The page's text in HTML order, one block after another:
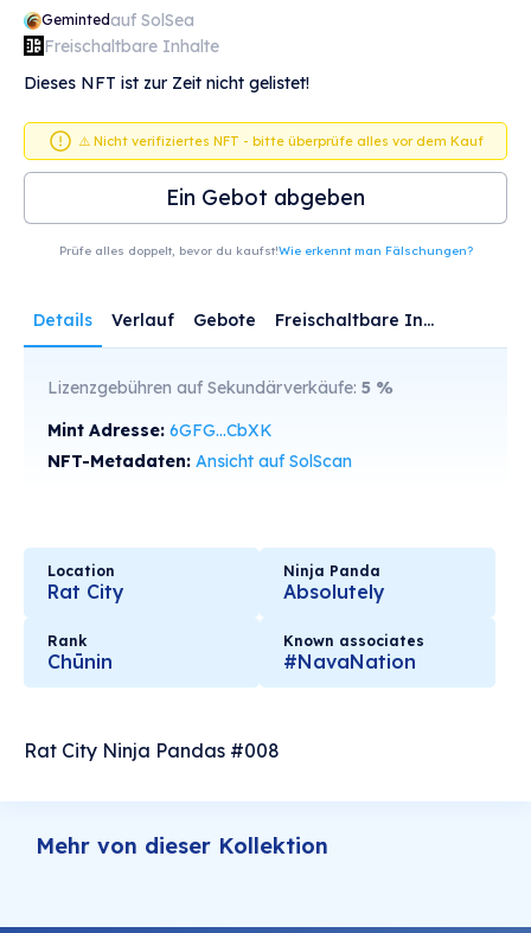
Gemintedauf SolSea
Freischaltbare Inhalte
Dieses NFT ist zur Zeit nicht gelistet!
⚠️ Nicht verifiziertes NFT - bitte überprüfe alles vor dem Kauf
Ein Gebot abgeben
Prüfe alles doppelt, bevor du kaufst!Wie erkennt man Fälschungen?
Details Verlauf Gebote Freischaltbare Inhalte
Lizenzgebühren auf Sekundärverkäufe: 5 %
Mint Adresse: 6GFG...CbXK
NFT-Metadaten: Ansicht auf SolScan
Location
Rat City
Ninja Panda
Absolutely
Rank
Chūnin
Known associates
#NavaNation
Rat City Ninja Pandas #008
Mehr von dieser Kollektion